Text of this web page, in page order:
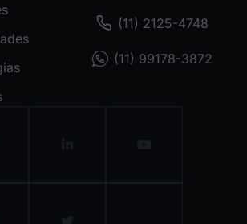
(11) 2125-4748
(11) 99178-3872